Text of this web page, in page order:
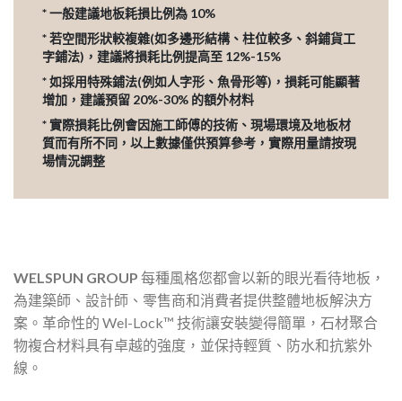
* 一般建議地板耗損比例為 10%
* 若空間形狀較複雜(如多邊形結構、柱位較多、斜鋪貨工
字鋪法)，建議將損耗比例提高至 12%-15%
* 如採用特殊鋪法(例如人字形、魚骨形等)，損耗可能顯著
增加，建議預留 20%-30% 的額外材料
* 實際損耗比例會因施工師傅的技術、現場環境及地板材
質而有所不同，以上數據僅供預算參考，實際用量請按現
場情況調整
WELSPUN GROUP 每種風格您都會以新的眼光看待地板，
為建築師、設計師、零售商和消費者提供整體地板解決方
案。革命性的 Wel-Lock™ 技術讓安裝變得簡單，石材聚合
物複合材料具有卓越的強度，並保持輕質、防水和抗紫外
線。